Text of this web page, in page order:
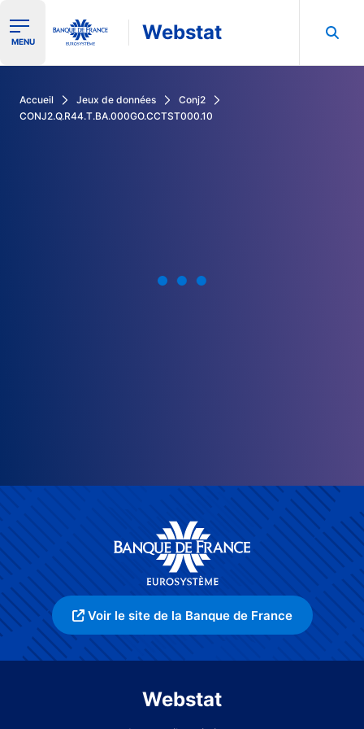
Ouvrir le menu de navigation
MENU Webstat
Accueil Jeux de données
Conj2
CONJ2.Q.R44.T.BA.000GO.CCTST000.10
Voir le site de la Banque de France
Webstat